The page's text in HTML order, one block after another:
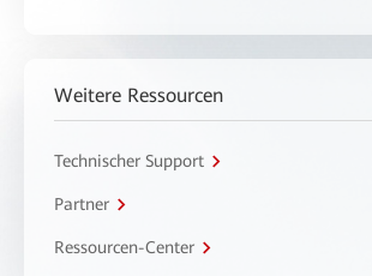
Weitere Ressourcen
Technischer Support
Partner
Ressourcen-Center